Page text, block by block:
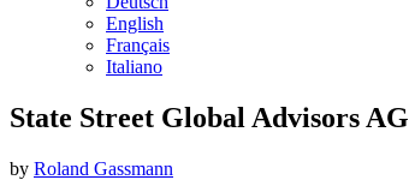
English
Français
Italiano
State Street Global Advisors AG
by Roland Gassmann